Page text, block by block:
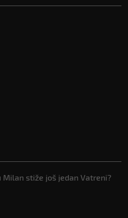
Milan stiže još jedan Vatreni?